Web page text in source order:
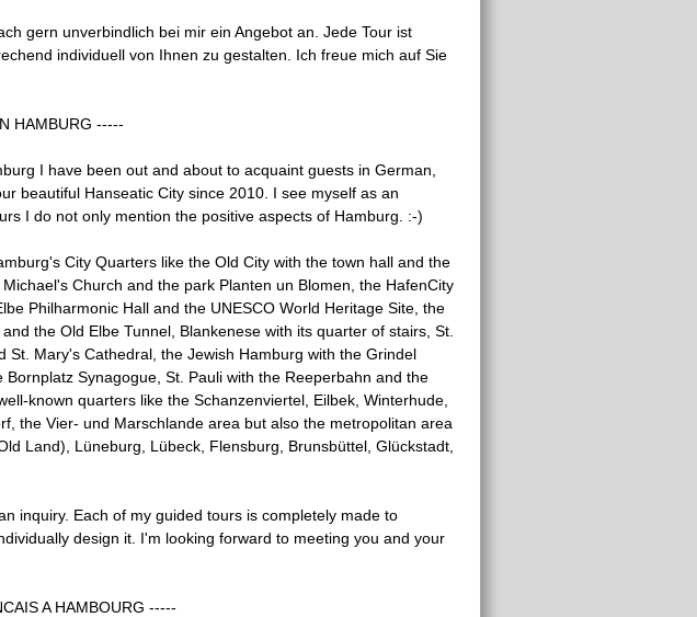
gern unverbindlich bei mir ein Angebot an. Jede Tour ist
individuell von Ihnen zu gestalten. Ich freue mich auf Sie
HAMBURG -----
I have been out and about to acquaint guests in German,
beautiful Hanseatic City since 2010. I see myself as an
I do not only mention the positive aspects of Hamburg. :-)
City Quarters like the Old City with the town hall and the
Church and the park Planten un Blomen, the HafenCity
Philharmonic Hall and the UNESCO World Heritage Site, the
the Old Elbe Tunnel, Blankenese with its quarter of stairs, St.
St. Mary's Cathedral, the Jewish Hamburg with the Grindel
Synagogue, St. Pauli with the Reeperbahn and the
known quarters like the Schanzenviertel, Eilbek, Winterhude,
the Vier- und Marschlande area but also the metropolitan area
Land), Lüneburg, Lübeck, Flensburg, Brunsbüttel, Glückstadt,
inquiry. Each of my guided tours is completely made to
design it. I'm looking forward to meeting you and your
A HAMBOURG -----